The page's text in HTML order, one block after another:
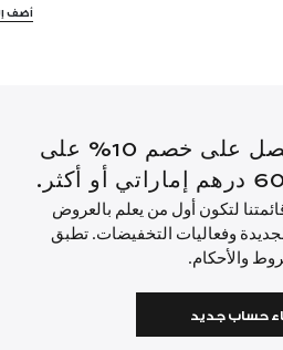
أضف
لفترة محدودة: احصل على خصم 10% على
لتكون أول من يعلم بالعروض
وفعاليات التخفيضات. تطبق
والأحكام.
حساب جديد